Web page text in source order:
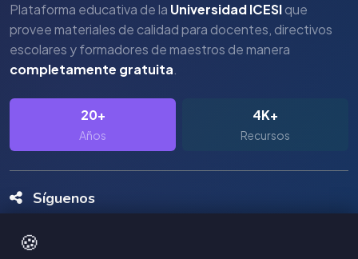
🍪
Plataforma educativa de la Universidad ICESIque
provee materiales de calidad para docentes, directivos
escolares y formadores de maestros de manera
completamente gratuita.
20+
Años
4K+
Recursos
Síguenos